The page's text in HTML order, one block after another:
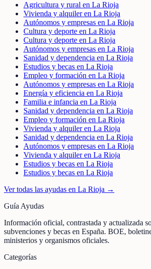
Agricultura y rural en La Rioja
Vivienda y alquiler en La Rioja
Autónomos y empresas en La Rioja
Cultura y deporte en La Rioja
Cultura y deporte en La Rioja
Autónomos y empresas en La Rioja
Sanidad y dependencia en La Rioja
Estudios y becas en La Rioja
Empleo y formación en La Rioja
Autónomos y empresas en La Rioja
Energía y eficiencia en La Rioja
Familia e infancia en La Rioja
Sanidad y dependencia en La Rioja
Empleo y formación en La Rioja
Vivienda y alquiler en La Rioja
Sanidad y dependencia en La Rioja
Autónomos y empresas en La Rioja
Vivienda y alquiler en La Rioja
Estudios y becas en La Rioja
Estudios y becas en La Rioja
Ver todas las ayudas en La Rioja →
Guía Ayudas
Información oficial, contrastada y actualizada
subvenciones y becas en España. BOE,
ministerios y organismos oficiales.
Categorías